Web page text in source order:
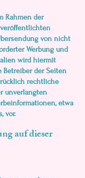
Rahmen der
von nicht
Werbung und
wird hiermit
Betreiber der Seiten
rechtliche
unverlangten
etwa
vor.
auf dieser